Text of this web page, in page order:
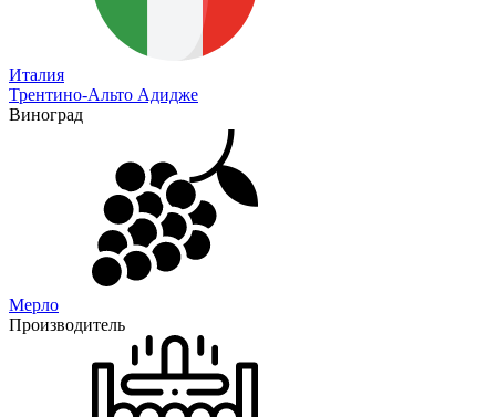
Италия
Трентино-Альто Адидже
Виноград
Мерло
Производитель